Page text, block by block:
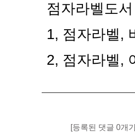
점자라벨도서
1, 점자라벨,
2, 점자라벨,
[등록된 댓글 0개